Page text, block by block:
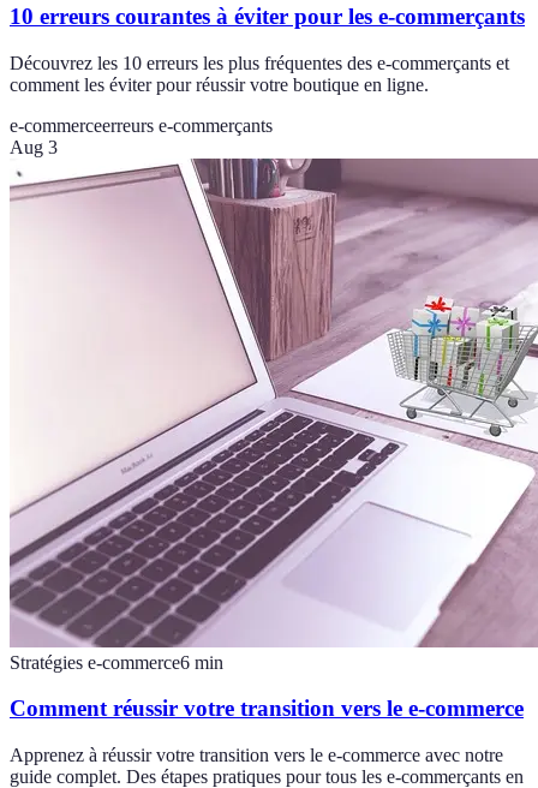
10 erreurs courantes à éviter pour les e-commerçants
Découvrez les 10 erreurs les plus fréquentes des e-commerçants et
comment les éviter pour réussir votre boutique en ligne.
e-commerceerreurs e-commerçants
Aug 3
Stratégies e-commerce6 min
Comment réussir votre transition vers le e-commerce
Apprenez à réussir votre transition vers le e-commerce avec notre
guide complet. Des étapes pratiques pour tous les e-commerçants en